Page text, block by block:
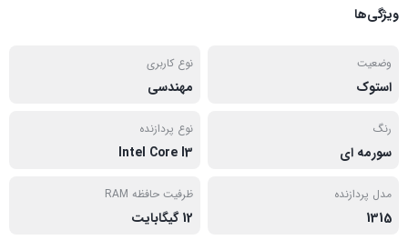
ویژگی‌ها
وضعیت
استوک
نوع کاربری
مهندسی
رنگ
سورمه ای
نوع پردازنده
Intel Core I3
مدل پردازنده
1315
ظرفیت حافظه RAM
12 گیگابایت